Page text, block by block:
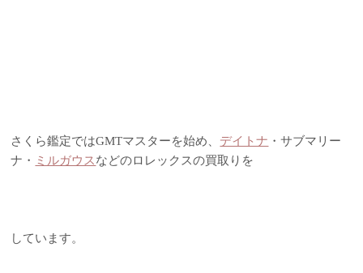
さくら鑑定ではGMTマスターを始め、 デイトナ ・サブマリー
ナ・ ミルガウスなどのロレックスの買取りを
しています。